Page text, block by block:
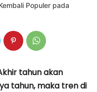
Populer pada
tahun akan
tahun, maka tren di